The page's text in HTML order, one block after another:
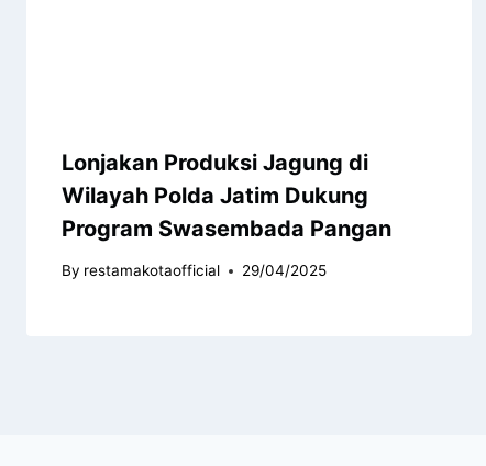
Lonjakan Produksi Jagung di
Wilayah Polda Jatim Dukung
Program Swasembada Pangan
By restamakotaofficial 29/04/2025